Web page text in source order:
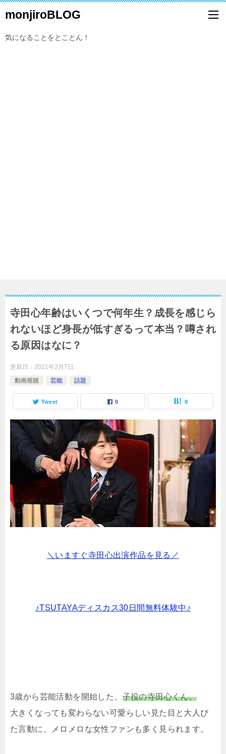
monjiroBLOG
気になることをとことん！
寺田心年齢はいくつで何年生？成長を感じら
れないほど身長が低すぎるって本当？噂され
る原因はなに？
更新日： 2021年2月7日
動画視聴
芸能 話題
Tweet 0 0
＼いますぐ寺田心出演作品を見る／
♪TSUTAYAディスカス30日間無料体験中♪
3歳から芸能活動を開始した、 子役の寺田心くん。
大きくなっても変わらない可愛らしい見た目と大人び
た言動に、メロメロな女性ファンも多く見られます。